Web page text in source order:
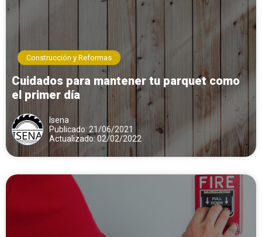
Construcción y Reformas
Cuidados para mantener tu parquet como
el primer día
Isena
Publicado: 21/06/2021
Actualizado: 02/02/2022